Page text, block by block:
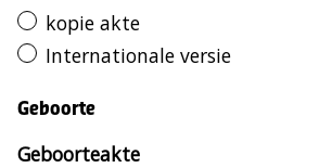
kopie akte
Internationale versie
Geboorte
Geboorteakte